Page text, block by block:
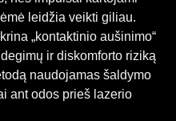
leidžia veikti giliau.
„kontaktinio aušinimo“
ir diskomforto riziką
naudojamas šaldymo
ant odos prieš lazerio